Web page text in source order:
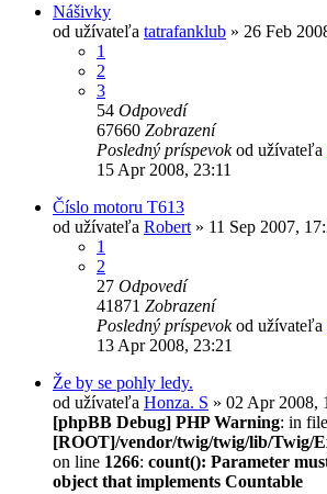
Nášivky
od užívateľa tatrafanklub » 26 Feb
1
2
3
54 Odpovedí
67660 Zobrazení
Posledný príspevokod užívateľa
15 Apr 2008, 23:11
Číslo motoru T613
od užívateľa Robert » 11 Sep 2007,
1
2
27 Odpovedí
41871 Zobrazení
Posledný príspevokod užívateľa
13 Apr 2008, 23:21
Že by se pohly ledy.
od užívateľa Honza. S » 02 Apr 2008,
[phpBB Debug] PHP Warning: in file
[ROOT]/vendor/twig/twig/lib/Twig/
on line 1266: count(): Parameter
object that implements Countable